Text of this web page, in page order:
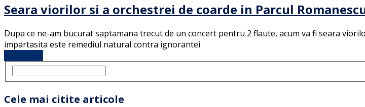
Seara viorilor si a orchestrei de coarde in Parcul
Dupa ce ne-am bucurat saptamana trecut de un concert pentru 2 flaute, acum va fi seara
impartasita este remediul natural contra ignorantei
Cele mai citite articole